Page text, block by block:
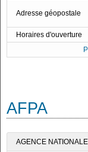
Adresse géopostale
Horaires d'ouverture
AFPA
AGENCE